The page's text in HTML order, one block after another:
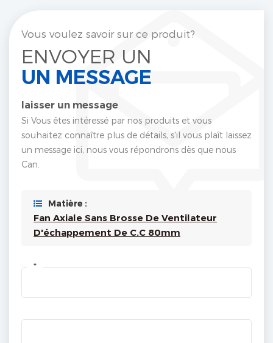
Vous voulez savoir sur ce produit?
ENVOYER UN
UN MESSAGE
laisser un message
Si Vous êtes intéressé par nos produits et vous
souhaitez connaître plus de détails, s'il vous plaît laissez
un message ici, nous vous répondrons dès que nous
Can.
Matière :
Fan Axiale Sans Brosse De Ventilateur
D'échappement De C.C 80mm
*